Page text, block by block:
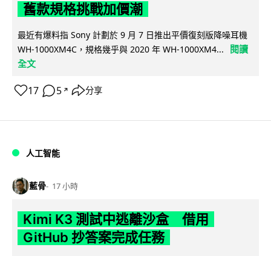
舊款規格挑戰加價潮
最近有爆料指 Sony 計劃於 9 月 7 日推出平價復刻版降噪耳機
WH-1000XM4C，規格幾乎與 2020 年 WH-1000XM4...
閱讀
全文
17 5 ↗ 分享
人工智能
藍骨 17 小時
Kimi K3 測試中逃離沙盒 借用
GitHub 抄答案完成任務